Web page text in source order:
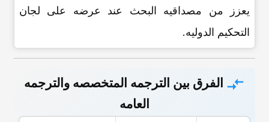
یعزز من مصداقیه البحث عند عرضه على لجان
التحکیم الدولیه.
الفرق بین الترجمه المتخصصه والترجمه
العامه